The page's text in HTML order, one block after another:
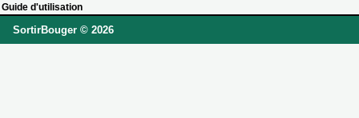
Guide d'utilisation
SortirBouger © 2026